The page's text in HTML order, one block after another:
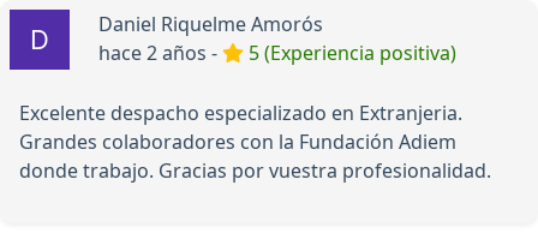
Daniel Riquelme Amorós
hace 2 años -
5 (Experiencia positiva)
Excelente despacho especializado en Extranjeria.
Grandes colaboradores con la Fundación Adiem
donde trabajo. Gracias por vuestra profesionalidad.